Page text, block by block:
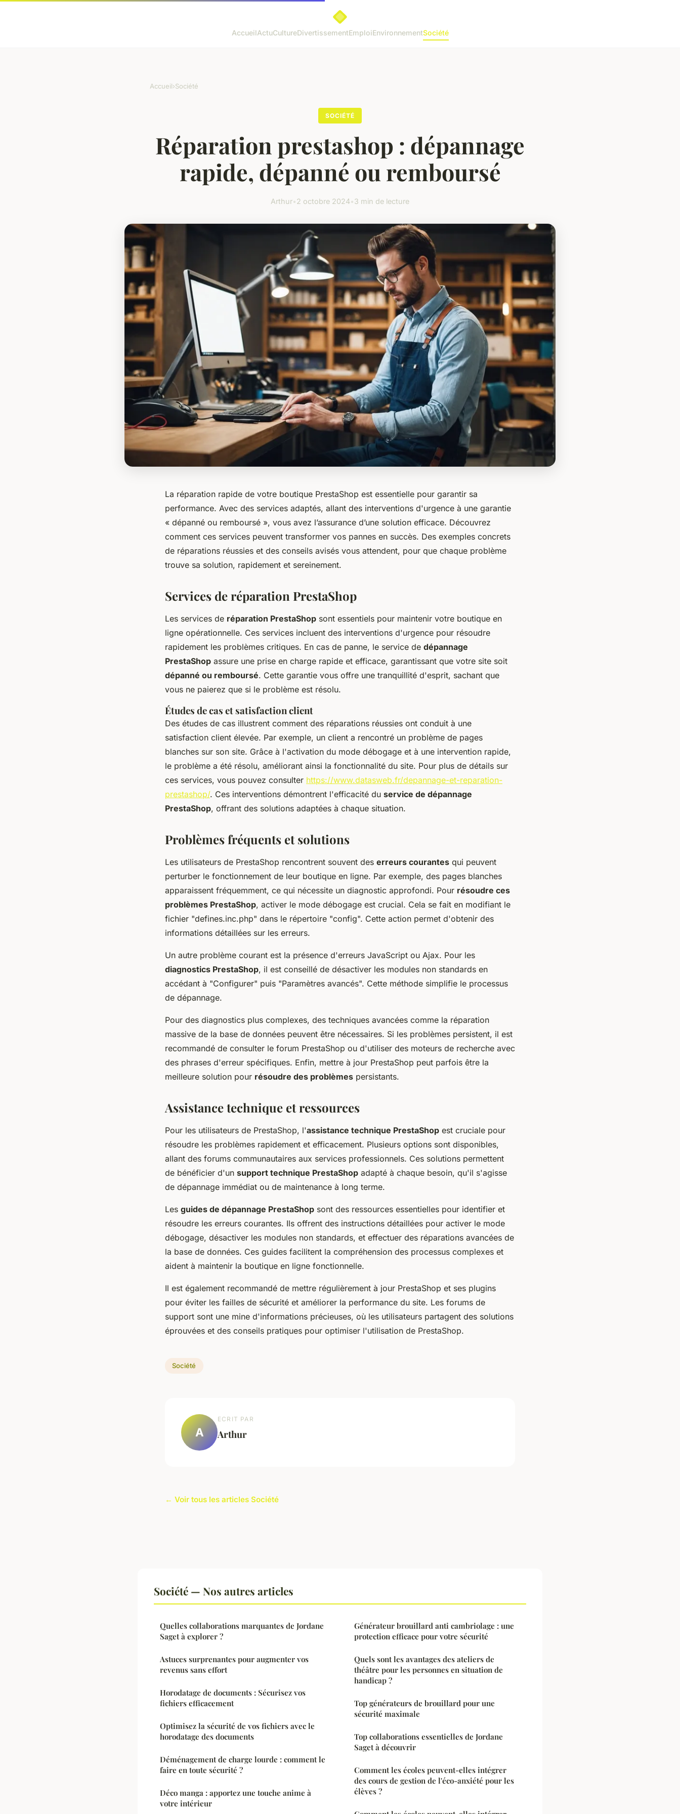
AccueilActuCultureDivertissementEmploiEnvironnementSociété
Accueil›Société
SOCIÉTÉ
Réparation prestashop : dépannage
rapide, dépanné ou remboursé
Arthur•2 octobre 2024•3 min de lecture
La réparation rapide de votre boutique PrestaShop est essentielle pour garantir sa
performance. Avec des services adaptés, allant des interventions d'urgence à une garantie
« dépanné ou remboursé », vous avez l’assurance d’une solution efficace. Découvrez
comment ces services peuvent transformer vos pannes en succès. Des exemples concrets
de réparations réussies et des conseils avisés vous attendent, pour que chaque problème
trouve sa solution, rapidement et sereinement.
Services de réparation PrestaShop
Les services de réparation PrestaShop sont essentiels pour maintenir votre boutique en
ligne opérationnelle. Ces services incluent des interventions d'urgence pour résoudre
rapidement les problèmes critiques. En cas de panne, le service de dépannage
PrestaShop assure une prise en charge rapide et efficace, garantissant que votre site soit
dépanné ou remboursé. Cette garantie vous offre une tranquillité d'esprit, sachant que
vous ne paierez que si le problème est résolu.
Études de cas et satisfaction client
Des études de cas illustrent comment des réparations réussies ont conduit à une
satisfaction client élevée. Par exemple, un client a rencontré un problème de pages
blanches sur son site. Grâce à l'activation du mode débogage et à une intervention rapide,
le problème a été résolu, améliorant ainsi la fonctionnalité du site. Pour plus de détails sur
ces services, vous pouvez consulter https://www.datasweb.fr/depannage-et-reparation-
prestashop/. Ces interventions démontrent l'efficacité du service de dépannage
PrestaShop, offrant des solutions adaptées à chaque situation.
Problèmes fréquents et solutions
Les utilisateurs de PrestaShop rencontrent souvent des erreurs courantes qui peuvent
perturber le fonctionnement de leur boutique en ligne. Par exemple, des pages blanches
apparaissent fréquemment, ce qui nécessite un diagnostic approfondi. Pour résoudre ces
problèmes PrestaShop, activer le mode débogage est crucial. Cela se fait en modifiant le
fichier "defines.inc.php" dans le répertoire "config". Cette action permet d'obtenir des
informations détaillées sur les erreurs.
Un autre problème courant est la présence d'erreurs JavaScript ou Ajax. Pour les
diagnostics PrestaShop, il est conseillé de désactiver les modules non standards en
accédant à "Configurer" puis "Paramètres avancés". Cette méthode simplifie le processus
de dépannage.
Pour des diagnostics plus complexes, des techniques avancées comme la réparation
massive de la base de données peuvent être nécessaires. Si les problèmes persistent, il est
recommandé de consulter le forum PrestaShop ou d'utiliser des moteurs de recherche avec
des phrases d'erreur spécifiques. Enfin, mettre à jour PrestaShop peut parfois être la
meilleure solution pour résoudre des problèmes persistants.
Assistance technique et ressources
Pour les utilisateurs de PrestaShop, l'assistance technique PrestaShop est cruciale pour
résoudre les problèmes rapidement et efficacement. Plusieurs options sont disponibles,
allant des forums communautaires aux services professionnels. Ces solutions permettent
de bénéficier d'un support technique PrestaShop adapté à chaque besoin, qu'il s'agisse
de dépannage immédiat ou de maintenance à long terme.
Les guides de dépannage PrestaShop sont des ressources essentielles pour identifier et
résoudre les erreurs courantes. Ils offrent des instructions détaillées pour activer le mode
débogage, désactiver les modules non standards, et effectuer des réparations avancées de
la base de données. Ces guides facilitent la compréhension des processus complexes et
aident à maintenir la boutique en ligne fonctionnelle.
Il est également recommandé de mettre régulièrement à jour PrestaShop et ses plugins
pour éviter les failles de sécurité et améliorer la performance du site. Les forums de
support sont une mine d'informations précieuses, où les utilisateurs partagent des solutions
éprouvées et des conseils pratiques pour optimiser l'utilisation de PrestaShop.
Société
A
ECRIT PAR
Arthur
← Voir tous les articles Société
Société — Nos autres articles
Quelles collaborations marquantes de Jordane
Saget à explorer ?
Astuces surprenantes pour augmenter vos
revenus sans effort
Horodatage de documents : Sécurisez vos
fichiers efficacement
Optimisez la sécurité de vos fichiers avec le
horodatage des documents
Déménagement de charge lourde : comment le
faire en toute sécurité ?
Déco manga : apportez une touche anime à
votre intérieur
Générateur brouillard anti cambriolage : une
protection efficace pour votre sécurité
Quels sont les avantages des ateliers de
théâtre pour les personnes en situation de
handicap ?
Top générateurs de brouillard pour une
sécurité maximale
Top collaborations essentielles de Jordane
Saget à découvrir
Comment les écoles peuvent-elles intégrer
des cours de gestion de l'éco-anxiété pour les
élèves ?